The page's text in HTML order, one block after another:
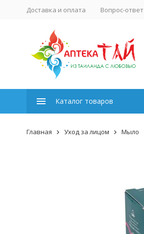
Доставка и оплата Вопрос-ответ
Каталог товаров
Главная Уход за лицом Мыло